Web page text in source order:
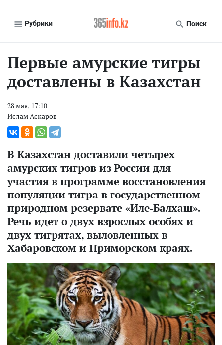
Рубрики Поиск
Первые амурские тигры
доставлены в Казахстан
28 мая, 17:10
Ислам Аскаров
В Казахстан доставили четырех
амурских тигров из России для
участия в программе восстановления
популяции тигра в государственном
природном резервате «Иле-Балхаш».
Речь идет о двух взрослых особях и
двух тигрятах, выловленных в
Хабаровском и Приморском краях.